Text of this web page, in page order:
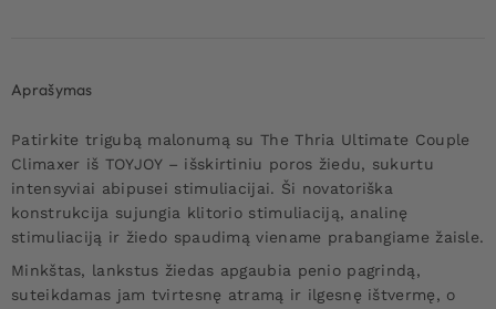
Aprašymas
Patirkite trigubą malonumą su The Thria Ultimate Couple
Climaxer iš TOYJOY – išskirtiniu poros žiedu, sukurtu
intensyviai abipusei stimuliacijai. Ši novatoriška
konstrukcija sujungia klitorio stimuliaciją, analinę
stimuliaciją ir žiedo spaudimą viename prabangiame žaisle.
Minkštas, lankstus žiedas apgaubia penio pagrindą,
suteikdamas jam tvirtesnę atramą ir ilgesnę ištvermę, o